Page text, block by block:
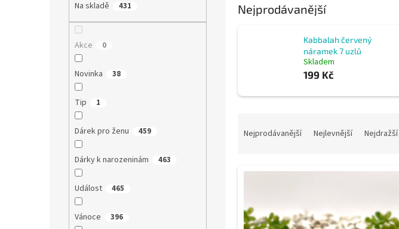
Na skladě 431
Akce 0
Novinka 38
Tip 1
Dárek pro ženu 459
Dárky k narozeninám 463
Událost 465
Vánoce 396
Nejprodávanější
Kabbalah červený
náramek 7 uzlů
Skladem
199 Kč
n
Nejprodávanější Nejlevnější Nejdražší
V